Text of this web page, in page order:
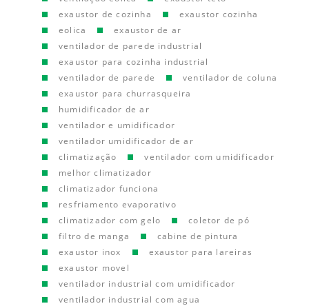
exaustor de cozinha
exaustor cozinha
eolica
exaustor de ar
ventilador de parede industrial
exaustor para cozinha industrial
ventilador de parede
ventilador de coluna
exaustor para churrasqueira
humidificador de ar
ventilador e umidificador
ventilador umidificador de ar
climatização
ventilador com umidificador
melhor climatizador
climatizador funciona
resfriamento evaporativo
climatizador com gelo
coletor de pó
filtro de manga
cabine de pintura
exaustor inox
exaustor para lareiras
exaustor movel
ventilador industrial com umidificador
ventilador industrial com agua